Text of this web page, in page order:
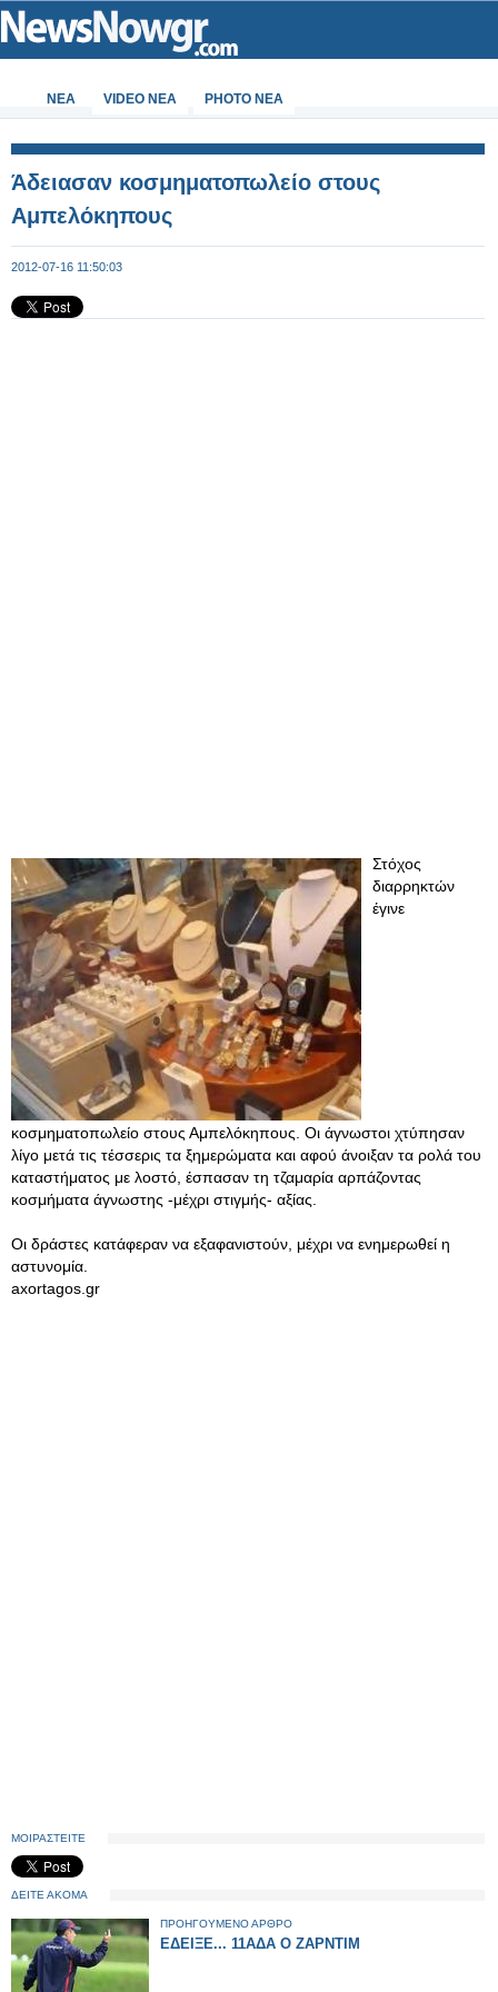
ΝΕΑ VIDEO NEA PHOTO NEA
Άδειασαν κοσμηματοπωλείο στους
Αμπελόκηπους
2012-07-16 11:50:03
Στόχος
διαρρηκτών
έγινε
κοσμηματοπωλείο στους Αμπελόκηπους. Οι άγνωστοι χτύπησαν
λίγο μετά τις τέσσερις τα ξημερώματα και αφού άνοιξαν τα ρολά του
καταστήματος με λοστό, έσπασαν τη τζαμαρία αρπάζοντας
κοσμήματα άγνωστης -μέχρι στιγμής- αξίας.
Οι δράστες κατάφεραν να εξαφανιστούν, μέχρι να ενημερωθεί η
αστυνομία.
axortagos.gr
ΜΟΙΡΑΣΤΕΙΤΕ
ΔΕΙΤΕ ΑΚΟΜΑ
ΠΡΟΗΓΟΥΜΕΝΟ ΑΡΘΡΟ
ΕΔΕΙΞΕ... 11ΑΔΑ Ο ΖΑΡΝΤΙΜ